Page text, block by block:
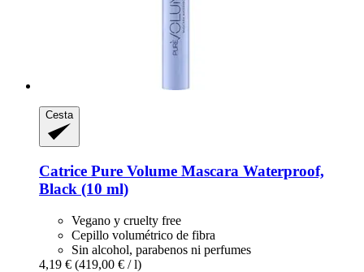
Cesta
Catrice Pure Volume Mascara Waterproof,
Black (10 ml)
Vegano y cruelty free
Cepillo volumétrico de fibra
Sin alcohol, parabenos ni perfumes
4,19 € (419,00 € / l)